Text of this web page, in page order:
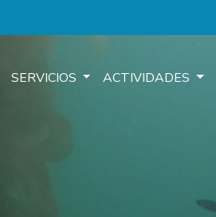
SERVICIOS ACTIVIDADES